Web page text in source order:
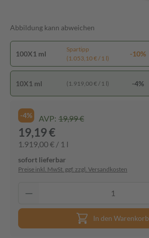
Abbildung kann abweichen
100X1 ml
Spartipp
(1.053,10 € / 1 l)
-10%
10X1 ml (1.919,00 € / 1 l) -4%
-4% AVP: 19,99 €
19,19 €
1.919,00 € / 1 l
sofort lieferbar
Preise inkl. MwSt. ggf. zzgl. Versandkosten
In den Warenkorb